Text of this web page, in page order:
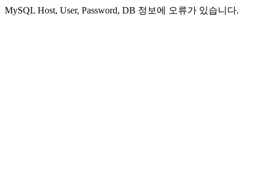
MySQL Host, User, Password, DB 정보에 오류가 있습니다.